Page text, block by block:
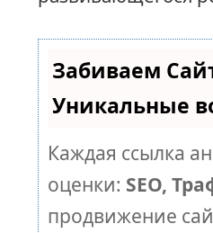
Забиваем
Уникальные
Каждая ссылка
оценки: SEO,
продвижение